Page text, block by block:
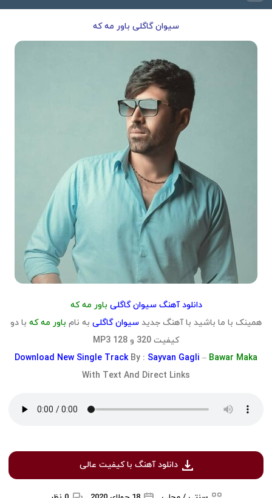
سیوان گاگلی باور مه که
دانلود آهنگ سیوان گاگلی باور مه که
همینک با ما باشید با آهنگ جدید سیوان گاگلی به نام باور مه که با دو
کیفیت 320 و 128 MP3
Download New Single Track By : Sayvan Gagli – Bawar Maka
With Text And Direct Links
دانلود آهنگ با کیفیت عالی